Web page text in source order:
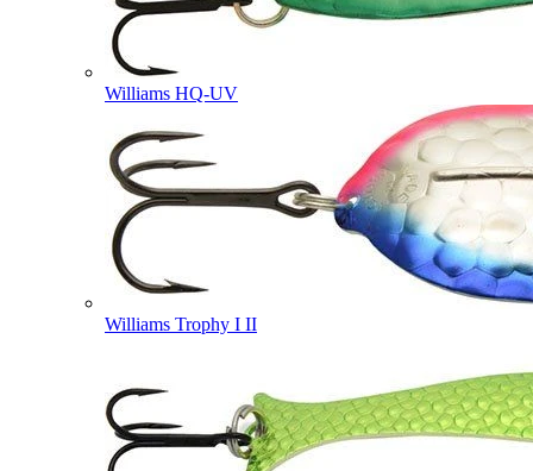
Williams HQ-UV
Williams Trophy I II